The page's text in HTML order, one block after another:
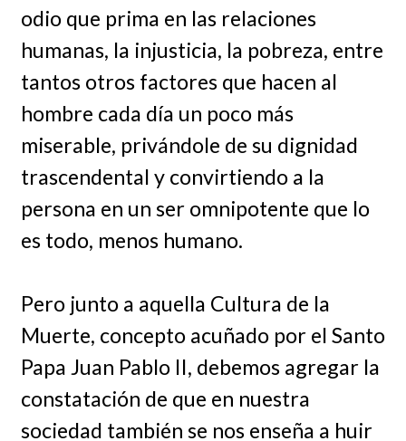
odio que prima en las relaciones
humanas, la injusticia, la pobreza, entre
tantos otros factores que hacen al
hombre cada día un poco más
miserable, privándole de su dignidad
trascendental y convirtiendo a la
persona en un ser omnipotente que lo
es todo, menos humano.
Pero junto a aquella Cultura de la
Muerte, concepto acuñado por el Santo
Papa Juan Pablo II, debemos agregar la
constatación de que en nuestra
sociedad también se nos enseña a huir